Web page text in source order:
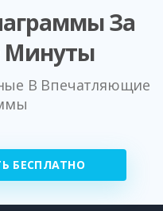
За
Минуты
В Впечатляющие
БЕСПЛАТНО